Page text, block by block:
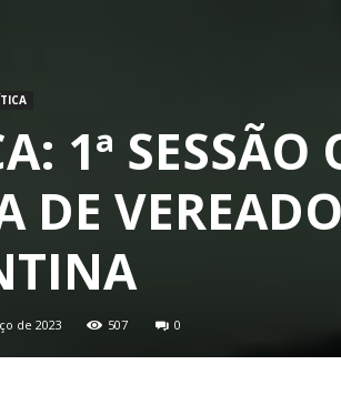
1ª
DE
de 2023 507 0